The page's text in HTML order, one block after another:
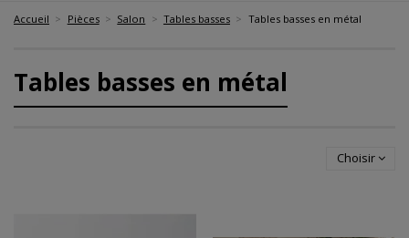
Accueil Pièces Salon Tables basses Tables basses en métal
Tables basses en métal
Choisir